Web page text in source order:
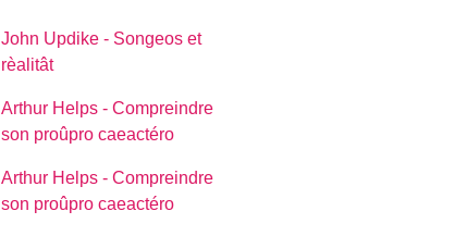
John Updike - Songeos et
rèalitât
Arthur Helps - Compreindre
son proûpro caeactéro
Arthur Helps - Compreindre
son proûpro caeactéro